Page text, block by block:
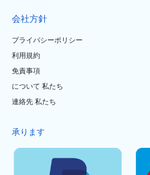
会社方針
プライバシーポリシー
利用規約
免責事項
について 私たち
連絡先 私たち
承ります